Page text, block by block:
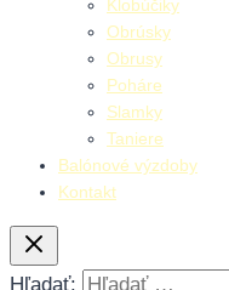
Klobúčiky
Obrúsky
Obrusy
Poháre
Slamky
Taniere
Balónové výzdoby
Kontakt
Hľadať: